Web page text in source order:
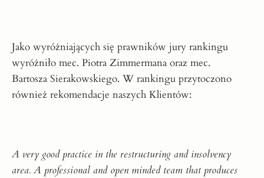
Jako wyróżniających się prawników jury rankingu
wyróżniło mec. Piotra Zimmermana oraz mec.
Bartosza Sierakowskiego. W rankingu przytoczono
również rekomendacje naszych Klientów:
A very good practice in the restructuring and insolvency
area. A professional and open minded team that produces